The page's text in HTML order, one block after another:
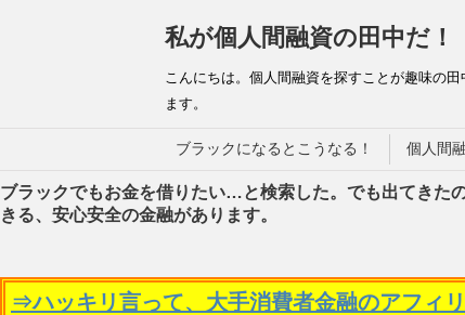
私が個人間融資の田中だ！
こんにちは。個人間融資を探すことが趣味の
ます。
ブラックになるとこうなる！ 個人間
ブラックでもお金を借りたい…と検索した。でも出てきた
きる、安心安全の金融があります。
⇒ハッキリ言って、大手消費者金融のアフィ